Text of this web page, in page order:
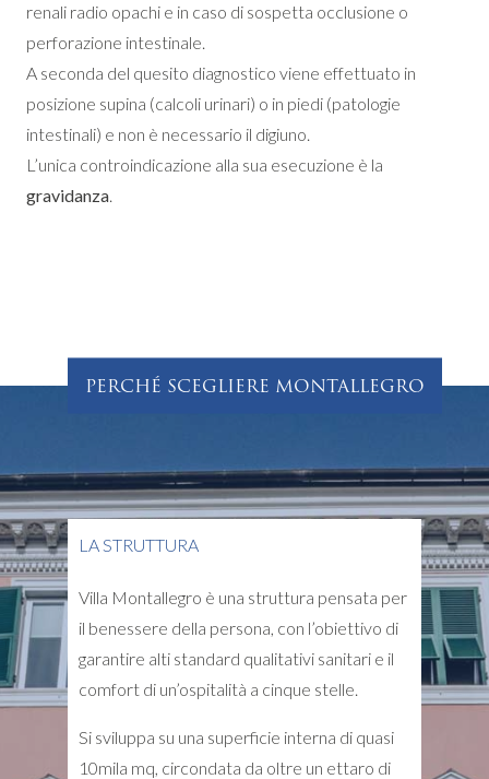
renali radio opachi e in caso di sospetta occlusione o
perforazione intestinale.
A seconda del quesito diagnostico viene effettuato in
posizione supina (calcoli urinari) o in piedi (patologie
intestinali) e non è necessario il digiuno.
L’unica controindicazione alla sua esecuzione è la
gravidanza.
PERCHÉ SCEGLIERE MONTALLEGRO
LA STRUTTURA
Villa Montallegro è una struttura pensata per
il benessere della persona, con l’obiettivo di
garantire alti standard qualitativi sanitari e il
comfort di un’ospitalità a cinque stelle.
Si sviluppa su una superficie interna di quasi
10mila mq, circondata da oltre un ettaro di